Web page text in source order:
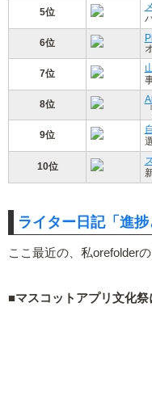
5位
6位
7位
8位
9位
10位
ライター日記「進捗
ここ最近の、私orefolderの
■マスコットアプリ文化祭